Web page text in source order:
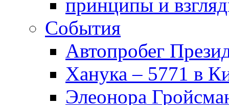
принципы и
События
Автопробег
Ханука – 5771 в
Элеонора